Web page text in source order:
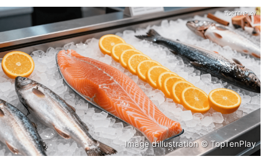
Image d’illustration © TopTenPlay